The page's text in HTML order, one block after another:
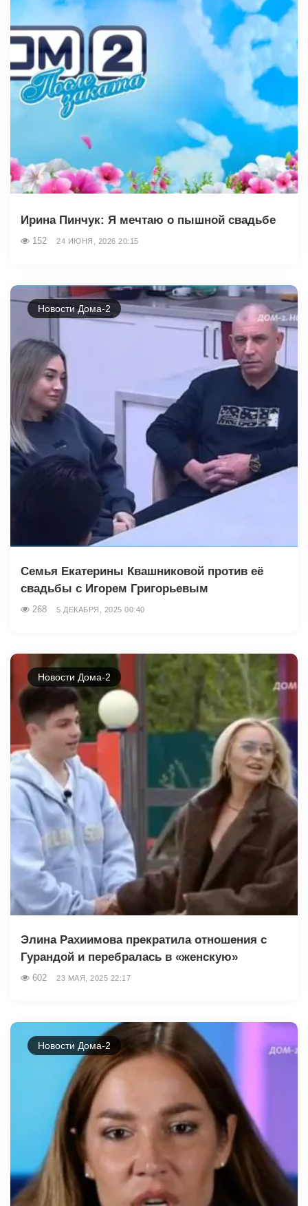
Ирина Пинчук: Я мечтаю о пышной свадьбе
152 24 ИЮНЯ, 2026 20:15
Новости Дома-2
Семья Екатерины Квашниковой против её
свадьбы с Игорем Григорьевым
268 5 ДЕКАБРЯ, 2025 00:40
Новости Дома-2
Элина Рахиимова прекратила отношения с
Гурандой и перебралась в «женскую»
602 23 МАЯ, 2025 22:17
Новости Дома-2